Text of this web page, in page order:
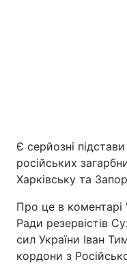
Є серйозні
російських
Харківську та
Про це в коментарі
Ради резервістів
сил України Іван
кордони з